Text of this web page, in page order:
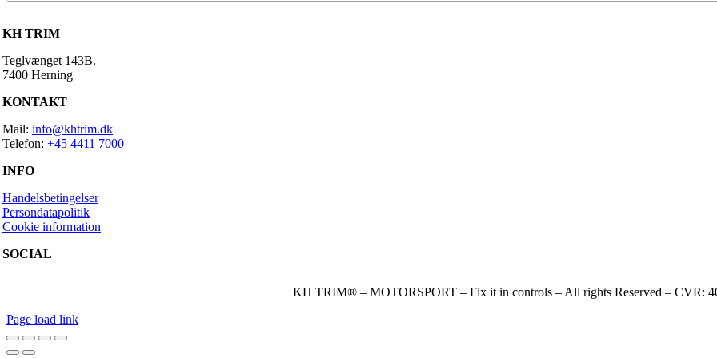
antal
KH TRIM
Teglvænget 143B.
7400 Herning
KONTAKT
Mail: info@khtrim.dk
Telefon: +45 4411 7000
INFO
Handelsbetingelser
Persondatapolitik
Cookie information
SOCIAL
KH TRIM® – MOTORSPORT – Fix it in controls – All rights Reserved – CVR:
Page load link